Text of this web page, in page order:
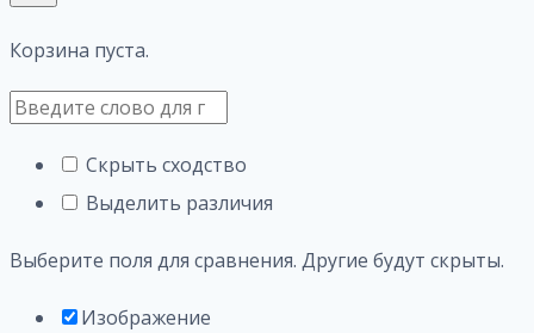
Корзина пуста.
Скрыть сходство
Выделить различия
Выберите поля для сравнения. Другие будут скрыты.
Изображение